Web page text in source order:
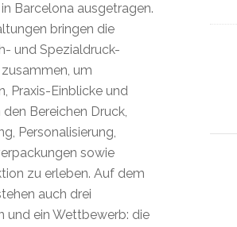
Barcelona ausgetragen.
bringen die
und Spezialdruck-
um
Praxis-Einblicke und
Bereichen Druck,
Personalisierung,
sowie
zu erleben. Auf dem
auch drei
und ein Wettbewerb: die